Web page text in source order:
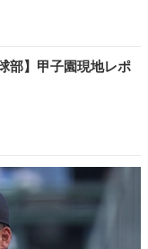
部】甲子園現地レポ